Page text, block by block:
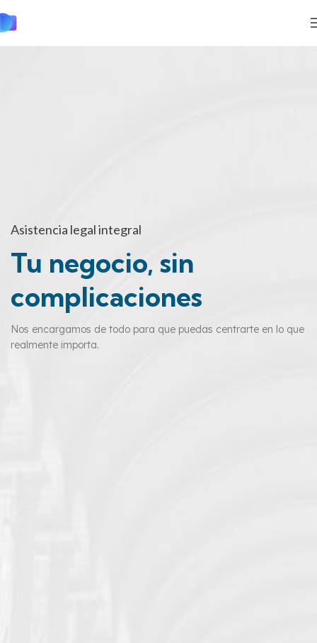
Asistencia legal integral
Tu negocio, sin
complicaciones
Nos encargamos de todo para que puedas centrarte en lo que
realmente importa.